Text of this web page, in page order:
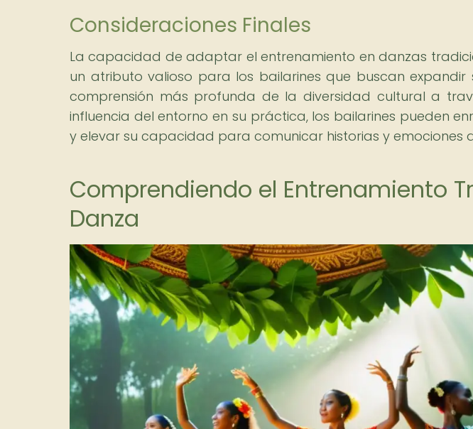
Consideraciones Finales
La capacidad de adaptar el entrenamiento en danzas
un atributo valioso para los bailarines que buscan
comprensión más profunda de la diversidad cultural a
influencia del entorno en su práctica, los bailarines pueden
y elevar su capacidad para comunicar historias y emociones
Comprendiendo el Entrenamiento
Danza